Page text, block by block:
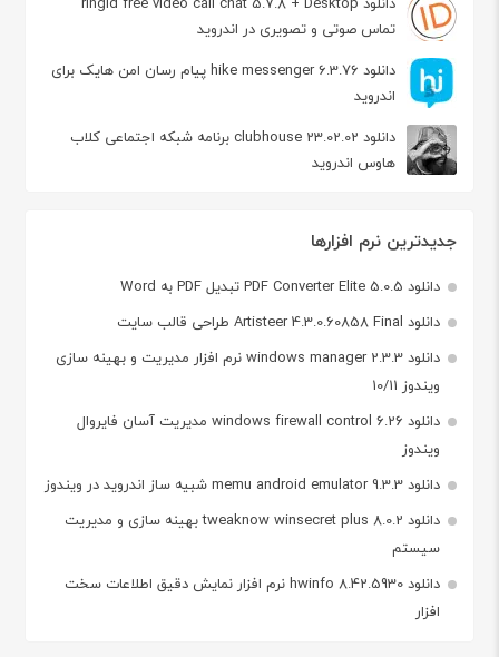
تماس صوتی و تصویری در اندروید
دانلود hike messenger 6.3.76 پیام‌ رسان‌ امن هایک برای
اندروید
دانلود clubhouse 23.02.02 برنامه شبکه اجتماعی کلاب
هاوس اندروید
جدیدترین نرم افزارها
دانلود PDF Converter Elite 5.0.5 تبدیل PDF به Word
دانلود Artisteer 4.3.0.60858 Final طراحی قالب سایت
دانلود windows manager 2.3.3 نرم افزار مدیریت و بهینه سازی
ویندوز 10/11
دانلود windows firewall control 6.26 مدیریت آسان فایروال
ویندوز
دانلود memu android emulator 9.3.3 شبیه ساز اندروید در ویندوز
دانلود tweaknow winsecret plus 8.0.2 بهینه سازی و مدیریت
سیستم
دانلود hwinfo 8.42.5930 نرم افزار نمایش دقیق اطلاعات سخت
افزار